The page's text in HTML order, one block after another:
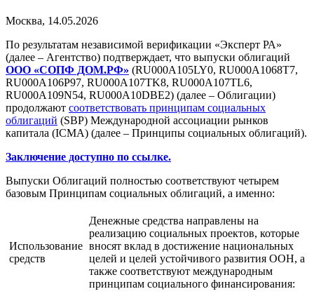
Москва, 14.05.2026
По результатам независимой верификации «Эксперт РА»
(далее – Агентство) подтверждает, что выпуски облигаций
ООО «СОПФ ДОМ.РФ» (RU000A105LY0, RU000A1068T7,
RU000A106P97, RU000A107TK8, RU000A107TL6,
RU000A109N54, RU000A10DBE2) (далее – Облигации)
продолжают соответствовать принципам социальных
облигаций (SBP) Международной ассоциации рынков
капитала (ICMA) (далее – Принципы социальных облигаций).
Заключение доступно по ссылке.
Выпуски Облигаций полностью соответствуют четырем
базовым Принципам социальных облигаций, а именно:
Использование
средств
Денежные средства направлены на
реализацию социальных проектов, которые
вносят вклад в достижение национальных
целей и целей устойчивого развития ООН, а
также соответствуют международным
принципам социального финансирования: